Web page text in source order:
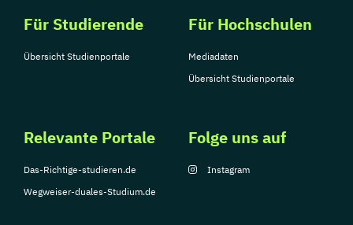
Für Studierende
Übersicht Studienportale
Für Hochschulen
Mediadaten
Übersicht Studienportale
Relevante Portale
Das-Richtige-studieren.de
Wegweiser-duales-Studium.de
Folge uns auf
Instagram